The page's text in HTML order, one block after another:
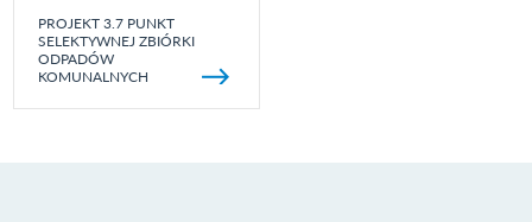
PROJEKT 3.7 PUNKT
SELEKTYWNEJ ZBIÓRKI
ODPADÓW
KOMUNALNYCH